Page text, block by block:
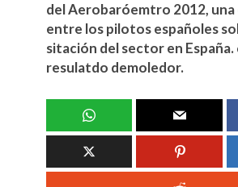
del Aerobaróemtro 2012,
entre los pilotos españoles
sitación del sector en España.
resulatdo demoledor.